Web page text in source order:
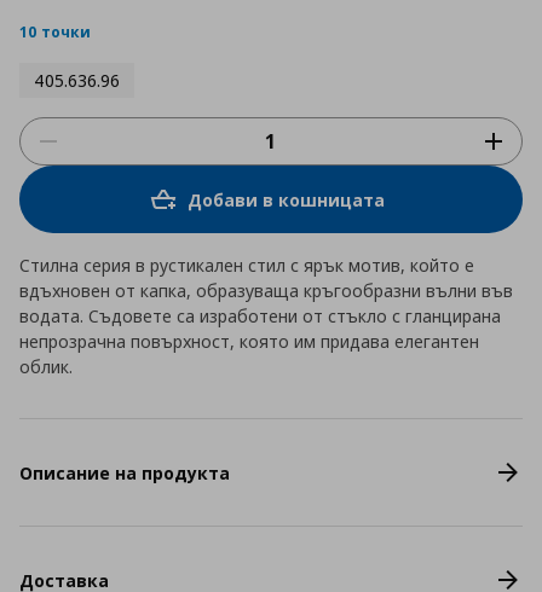
10 точки
405.636.96
Добави в кошницата
Стилна серия в рустикален стил с ярък мотив, който е
вдъхновен от капка, образуваща кръгообразни вълни във
водата. Съдовете са изработени от стъкло с гланцирана
непрозрачна повърхност, която им придава елегантен
облик.
Описание на продукта
Доставка